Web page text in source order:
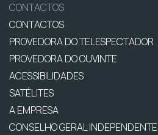
CONTACTOS
CONTACTOS
PROVEDORA DO TELESPECTADOR
PROVEDORA DO OUVINTE
ACESSIBILIDADES
SATÉLITES
A EMPRESA
CONSELHO GERAL INDEPENDENTE